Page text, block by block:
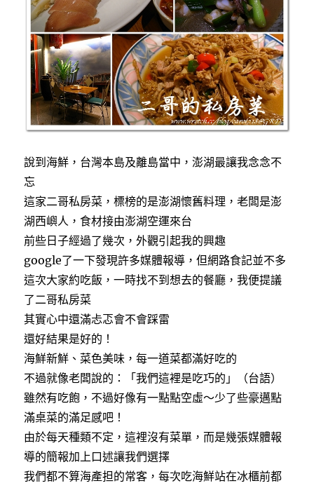
說到海鮮，台灣本島及離島當中，澎湖最讓我念念不
忘
這家二哥私房菜，標榜的是澎湖懷舊料理，老闆是澎
湖西嶼人，食材接由澎湖空運來台
前些日子經過了幾次，外觀引起我的興趣
google了一下發現許多媒體報導，但網路食記並不多
這次大家約吃飯，一時找不到想去的餐廳，我便提議
了二哥私房菜
其實心中還滿忐忑會不會踩雷
還好結果是好的！
海鮮新鮮、菜色美味，每一道菜都滿好吃的
不過就像老闆說的：「我們這裡是吃巧的」（台語）
雖然有吃飽，不過好像有一點點空虛～少了些豪邁點
滿桌菜的滿足感吧！
由於每天種類不定，這裡沒有菜單，而是幾張媒體報
導的簡報加上口述讓我們選擇
我們都不算海產担的常客，每次吃海鮮站在冰櫃前都